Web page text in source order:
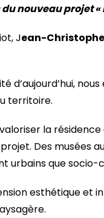
nouveau projet
Jean-
territoire.
la résidence
Des musées
urbains que socio-
esthétique et